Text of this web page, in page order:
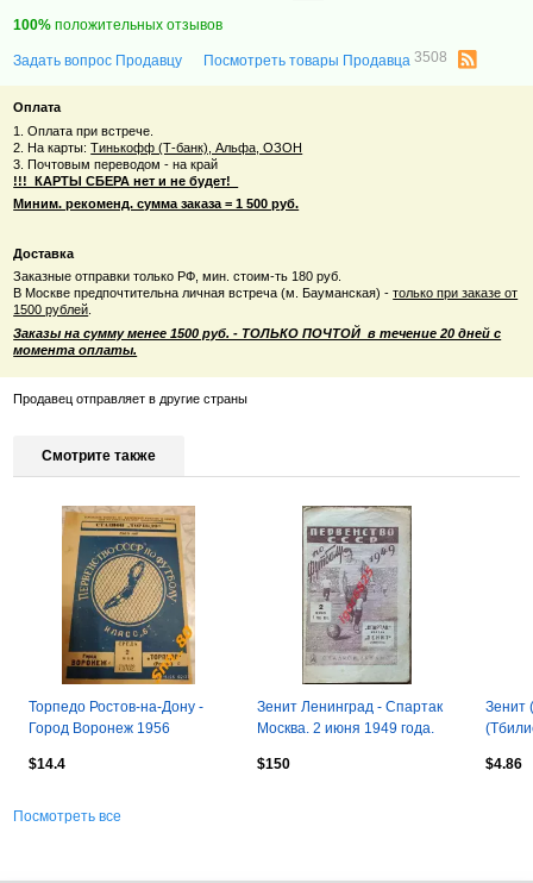
100% положительных отзывов
Задать вопрос Продавцу Посмотреть товары Продавца3508
Оплата
1. Оплата при встрече.
2. На карты:Тинькофф (Т-банк), Альфа, ОЗОН
3. Почтовым переводом - на край
!!! КАРТЫ СБЕРА нет и не будет!
Миним. рекоменд. сумма заказа = 1 500 руб.
Доставка
Заказные отправки только РФ, мин. стоим-ть 180 руб.
В Москве предпочтительна личная встреча (м. Бауманская) -только при заказе от
1500 рублей
Заказы на сумму менее 1500 руб. - ТОЛЬКО ПОЧТОЙ в течение 20 дней с
момента оплаты.
Продавец отправляет в другие страны
Смотрите также
Торпедо Ростов-на-Дону -
Город Воронеж 1956
$14.4
Зенит Ленинград - Спартак
Москва. 2 июня 1949 года.
$150
Зенит
$4.86
Посмотреть все